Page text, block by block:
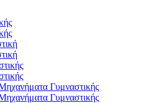
Γυμναστικής
Γυμναστικής